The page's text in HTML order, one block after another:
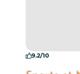
9.2/10